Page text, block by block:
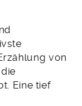
von
Eine tief